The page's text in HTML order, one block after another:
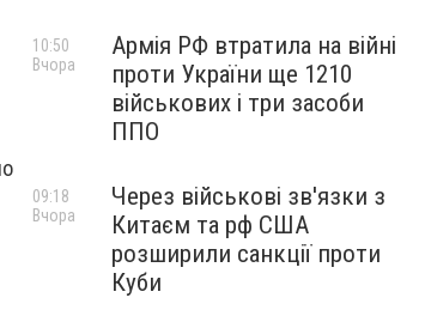
Армія РФ втратила на війні
проти України ще 1210
військових і три засоби
ППО
10:50
Вчора
Через військові зв'язки з
Китаєм та рф США
розширили санкції проти
Куби
09:18
Вчора